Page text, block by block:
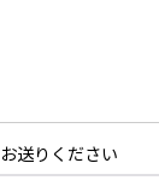
送りください